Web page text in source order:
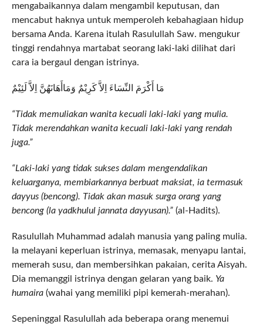
mengabaikannya dalam mengambil keputusan, dan
mencabut haknya untuk memperoleh kebahagiaan hidup
bersama Anda. Karena itulah Rasulullah Saw. mengukur
tinggi rendahnya martabat seorang laki-laki dilihat dari
cara ia bergaul dengan istrinya.
مَا أَكْرَمَ النِّسَاءَ اِلاَّ كَرِيْمٌ وَمَاأَهَانَهُنَّ اِلاَّ لَئِيْمٌ
“Tidak memuliakan wanita kecuali laki-laki yang mulia.
Tidak merendahkan wanita kecuali laki-laki yang rendah
juga.”
“Laki-laki yang tidak sukses dalam mengendalikan
keluarganya, membiarkannya berbuat maksiat, ia termasuk
dayyus (bencong). Tidak akan masuk surga orang yang
bencong (la yadkhulul jannata dayyusan).” (al-Hadits).
Rasulullah Muhammad adalah manusia yang paling mulia.
Ia melayani keperluan istrinya, memasak, menyapu lantai,
memerah susu, dan membersihkan pakaian, cerita Aisyah.
Dia memanggil istrinya dengan gelaran yang baik. Ya
humaira(wahai yang memiliki pipi kemerah-merahan).
Sepeninggal Rasulullah ada beberapa orang menemui